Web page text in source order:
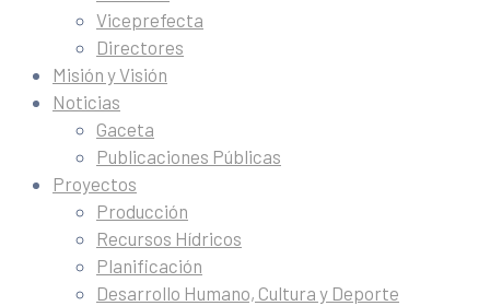
Viceprefecta
Directores
Misión y Visión
Noticias
Gaceta
Publicaciones Públicas
Proyectos
Producción
Recursos Hídricos
Planificación
Desarrollo Humano, Cultura y Deporte